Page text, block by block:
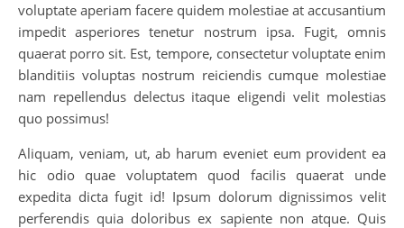
voluptate aperiam facere quidem molestiae at accusantium
impedit asperiores tenetur nostrum ipsa. Fugit, omnis
quaerat porro sit. Est, tempore, consectetur voluptate enim
blanditiis voluptas nostrum reiciendis cumque molestiae
nam repellendus delectus itaque eligendi velit molestias
quo possimus!
Aliquam, veniam, ut, ab harum eveniet eum provident ea
hic odio quae voluptatem quod facilis quaerat unde
expedita dicta fugit id! Ipsum dolorum dignissimos velit
perferendis quia doloribus ex sapiente non atque. Quis